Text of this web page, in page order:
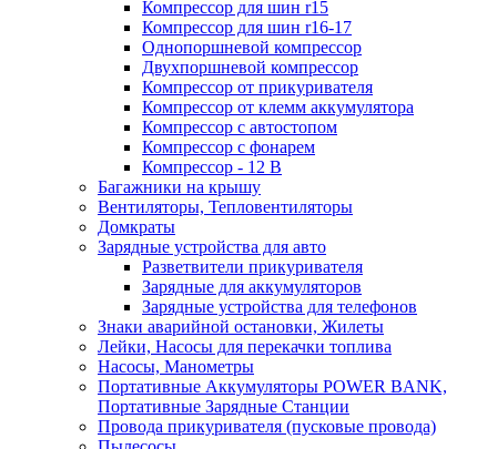
Компрессор для шин r15
Компрессор для шин r16-17
Однопоршневой компрессор
Двухпоршневой компрессор
Компрессор от прикуривателя
Компрессор от клемм аккумулятора
Компрессор с автостопом
Компрессор с фонарем
Компрессор - 12 В
Багажники на крышу
Вентиляторы, Тепловентиляторы
Домкраты
Зарядные устройства для авто
Разветвители прикуривателя
Зарядные для аккумуляторов
Зарядные устройства для телефонов
Знаки аварийной остановки, Жилеты
Лейки, Насосы для перекачки топлива
Насосы, Манометры
Портативные Аккумуляторы POWER BANK,
Портативные Зарядные Станции
Провода прикуривателя (пусковые провода)